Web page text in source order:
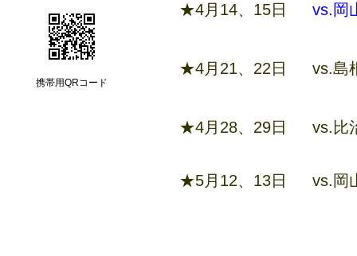
★4月14、15日 vs.岡
★4月21、22日 vs.島
★4月28、29日 vs.比
★5月12、13日 vs.岡
携帯用QRコード